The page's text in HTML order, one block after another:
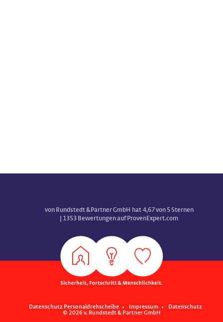
von Rundstedt &Partner GmbH hat 4,67von 5Sternen
1353 Bewertungen auf ProvenExpert.com
© 2026 v. Rundstedt & Partner GmbH
Datenschutz Personaldrehscheibe Impressum Datenschutz